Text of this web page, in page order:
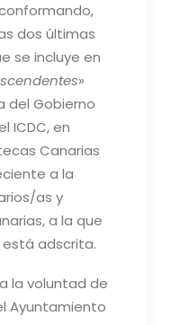
dos últimas
se incluye en
»
del Gobierno
ICDC, en
Canarias
a la
as y
a la que
está adscrita.
la voluntad de
Ayuntamiento